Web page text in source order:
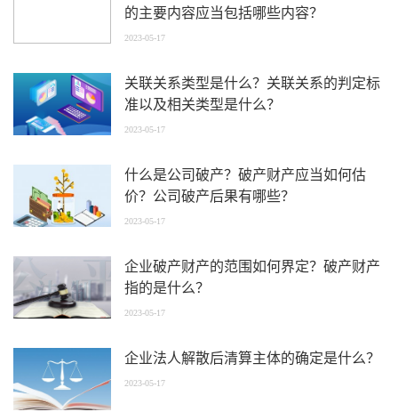
的主要内容应当包括哪些内容？
2023-05-17
关联关系类型是什么？关联关系的判定标
准以及相关类型是什么？
2023-05-17
什么是公司破产？破产财产应当如何估
价？公司破产后果有哪些？
2023-05-17
企业破产财产的范围如何界定？破产财产
指的是什么？
2023-05-17
企业法人解散后清算主体的确定是什么？
2023-05-17